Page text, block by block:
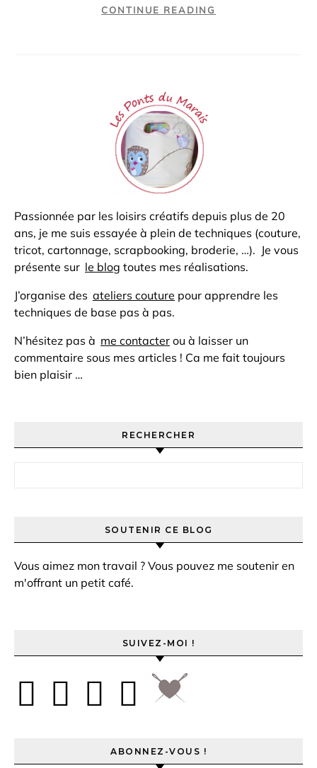
CONTINUE READING
Passionnée par les loisirs créatifs depuis plus de 20
ans, je me suis essayée à plein de techniques (couture,
tricot, cartonnage, scrapbooking, broderie, …). Je vous
présente sur le blog toutes mes réalisations.
J’organise des ateliers couture pour apprendre les
techniques de base pas à pas.
N’hésitez pas à me contacter ou à laisser un
commentaire sous mes articles ! Ca me fait toujours
bien plaisir …
RECHERCHER
SOUTENIR CE BLOG
Vous aimez mon travail ? Vous pouvez me soutenir en
m'offrant un petit café.
SUIVEZ-MOI !
ABONNEZ-VOUS !